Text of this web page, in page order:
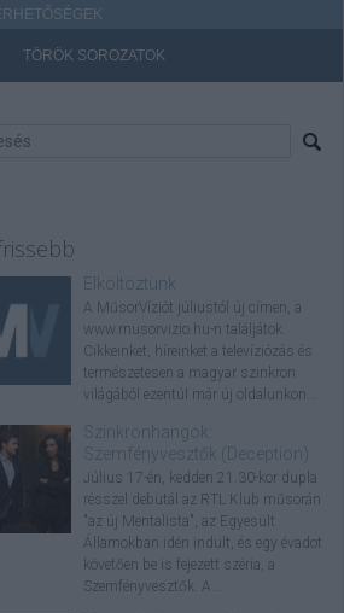
TÖRÖK SOROZATOK
Elköltöztünk
A MűsorVíziót júliustól új címen, a
www.musorvizio.hu-n találjátok.
Cikkeinket, híreinket a televíziózás és
természetesen a magyar szinkron
világából ezentúl már új oldalunkon...
Szinkronhangok:
Szemfényvesztők (Deception)
Július 17-én, kedden 21.30-kor dupla
résszel debütál az RTL Klub műsorán
"az új Mentalista", az Egyesült
Államokban idén indult, és egy évadot
követően be is fejezett széria, a
Szemfényvesztők. A...